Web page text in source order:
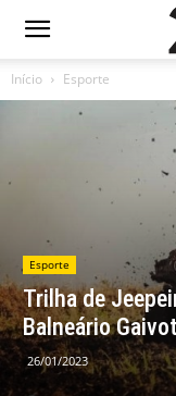
Início Esporte
Esporte
Trilha de
Balneário
26/01/2023